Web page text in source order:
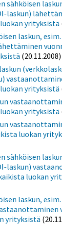
sähköisen
laskun)
yrityksistä
laskun, esim.
(20.11.2008)
yrityksistä
yrityksistä
luokan
sähköisen
laskun)
luokan
laskun, esim.
yrityksistä